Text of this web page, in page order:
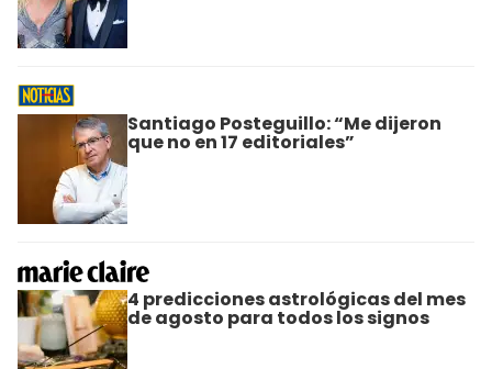
Santiago Posteguillo: “Me dijeron
que no en 17 editoriales”
4 predicciones astrológicas del mes
de agosto para todos los signos